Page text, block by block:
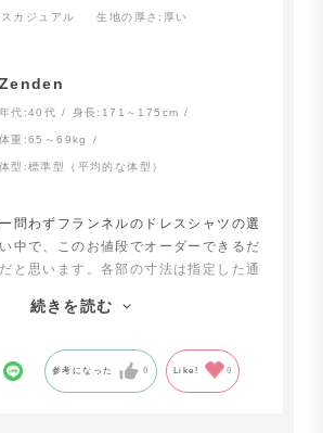
カジュアル 生地の厚さ :厚い
Zenden
年代:40代 身長: 171～175cm
体重:65～69kg
体型:標準型（平均的な体型）
問わずフランネルのドレスシャツの選
中で、このお値段でオーダーできるだ
と思います。各部の寸法は指定した通
かるような不備はありません。あと2
いるフランネルの生地は比較的濃い色
頂いたものよりももっと薄いサックス
続きを読む
参考になった 0 Like! 0